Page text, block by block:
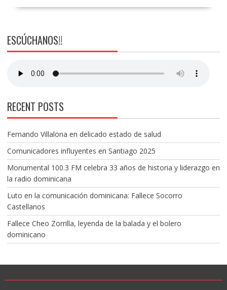
ESCÚCHANOS!!
RECENT POSTS
Fernando Villalona en delicado estado de salud
Comunicadores influyentes en Santiago 2025
Monumental 100.3 FM celebra 33 años de historia y liderazgo en
la radio dominicana
Luto en la comunicación dominicana: Fallece Socorro
Castellanos
Fallece Cheo Zorrilla, leyenda de la balada y el bolero
dominicano